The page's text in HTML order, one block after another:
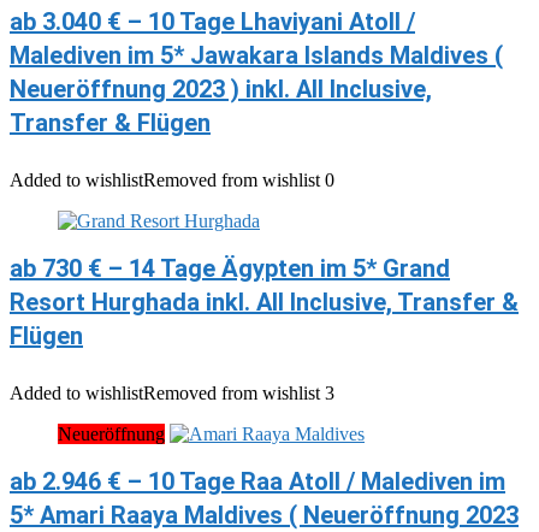
ab 3.040 € – 10 Tage Lhaviyani Atoll /
Malediven im 5* Jawakara Islands Maldives (
Neueröffnung 2023 ) inkl. All Inclusive,
Transfer & Flügen
Added to wishlistRemoved from wishlist 0
ab 730 € – 14 Tage Ägypten im 5* Grand
Resort Hurghada inkl. All Inclusive, Transfer &
Flügen
Added to wishlistRemoved from wishlist 3
Neueröffnung
ab 2.946 € – 10 Tage Raa Atoll / Malediven im
5* Amari Raaya Maldives ( Neueröffnung 2023